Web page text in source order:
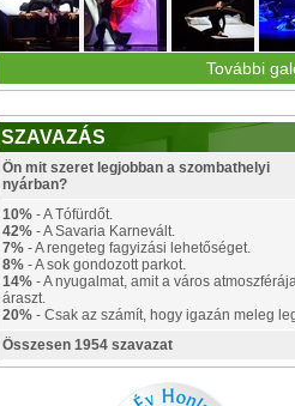
További
SZAVAZÁS
Ön mit szeret legjobban a szombathelyi
nyárban?
10% - A Tófürdőt.
42% - A Savaria Karnevált.
7% - A rengeteg fagyizási lehetőséget.
8% - A sok gondozott parkot.
14% - A nyugalmat, amit a város
áraszt.
20% - Csak az számít, hogy igazán meleg
Összesen 1954 szavazat